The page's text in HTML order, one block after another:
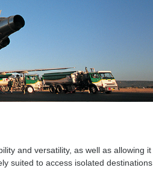
and versatility, as well as allowing it
suited to access isolated destinations